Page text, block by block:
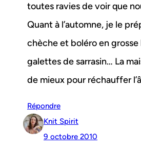
toutes ravies de voir que
Quant à l’automne, je le
chèche et boléro en
galettes de sarrasin… La
de mieux pour réchauffer
Répondre
Knit Spirit
9 octobre 2010